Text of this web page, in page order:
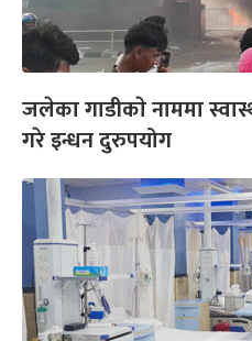
जलेका गाडीकाे नाममा
गरे इन्धन दुरुपयोग